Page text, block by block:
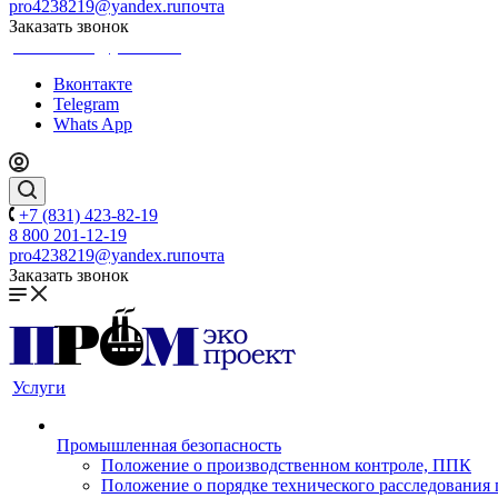
pro4238219@yandex.ruпочта
Заказать звонок
Вконтакте
Telegram
Whats App
+7 (831) 423-82-19
8 800 201-12-19
pro4238219@yandex.ruпочта
Заказать звонок
Услуги
Промышленная безопасность
Положение о производственном контроле, ППК
Положение о порядке технического расследования